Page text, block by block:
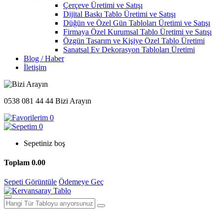
Çerçeve Üretimi ve Satışı
Dijital Baskı Tablo Üretimi ve Satışı
Düğün ve Özel Gün Tabloları Üretimi ve Satışı
Firmaya Özel Kurumsal Tablo Üretimi ve Satışı
Özgün Tasarım ve Kişiye Özel Tablo Üretimi
Sanatsal Ev Dekorasyon Tabloları Üretimi
Blog / Haber
İletişim
0538 081 44 44 Bizi Arayın
0
0
Sepetiniz boş
Toplam 0.00
Sepeti Görüntüle Ödemeye Geç